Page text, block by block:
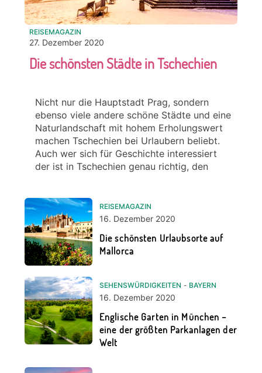
REISEMAGAZIN
27. Dezember 2020
Die schönsten Städte in Tschechien
Nicht nur die Hauptstadt Prag, sondern
ebenso viele andere schöne Städte und eine
Naturlandschaft mit hohem Erholungswert
machen Tschechien bei Urlaubern beliebt.
Auch wer sich für Geschichte interessiert
der ist in Tschechien genau richtig, den
REISEMAGAZIN
16. Dezember 2020
Die schönsten Urlaubsorte auf
Mallorca
SEHENSWÜRDIGKEITEN - BAYERN
16. Dezember 2020
Englische Garten in München –
eine der größten Parkanlagen der
Welt